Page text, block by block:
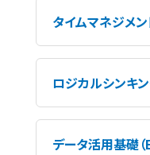
タイムマネジメ
ロジカルシンキ
データ活用基礎